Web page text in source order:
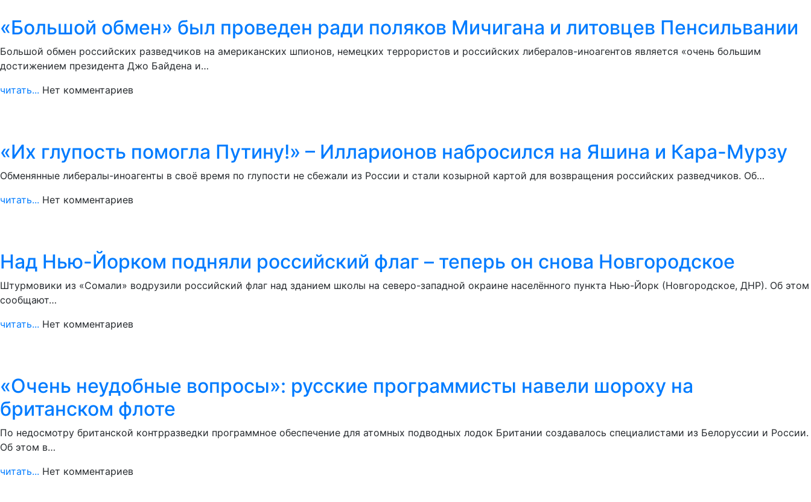
«Большой обмен» был проведен ради поляков Мичигана и литовцев Пенсильвании
Большой обмен российских разведчиков на американских шпионов, немецких террористов и российских либералов-иноагентов является «очень большим
достижением президента Джо Байдена и…
читать... Нет комментариев
«Их глупость помогла Путину!» – Илларионов набросился на Яшина и Кара-Мурзу
Обменянные либералы-иноагенты в своё время по глупости не сбежали из России и стали козырной картой для возвращения российских разведчиков. Об…
читать... Нет комментариев
Над Нью-Йорком подняли российский флаг – теперь он снова Новгородское
Штурмовики из «Сомали» водрузили российский флаг над зданием школы на северо-западной окраине населённого пункта Нью-Йорк (Новгородское, ДНР). Об этом
сообщают…
читать... Нет комментариев
«Очень неудобные вопросы»: русские программисты навели шороху на
британском флоте
По недосмотру британской контрразведки программное обеспечение для атомных подводных лодок Британии создавалось специалистами из Белоруссии и России.
Об этом в…
читать... Нет комментариев